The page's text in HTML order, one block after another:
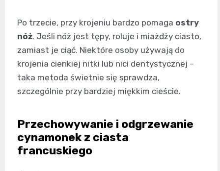
Po trzecie, przy krojeniu bardzo pomaga ostry
nóż. Jeśli nóż jest tępy, roluje i miażdży ciasto,
zamiast je ciąć. Niektóre osoby używają do
krojenia cienkiej nitki lub nici dentystycznej –
taka metoda świetnie się sprawdza,
szczególnie przy bardziej miękkim cieście.
Przechowywanie i odgrzewanie
cynamonek z ciasta
francuskiego